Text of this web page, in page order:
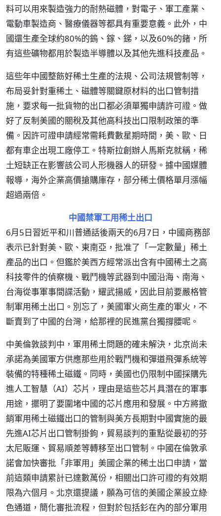
料可以用來製造強力的耐熱磁體，對電子、軍工產業、
電動車製造商、醫療儀器等都具有重要意義。此外，中
國還生產全球約80%的鎢、鎵、銻，以及60%的鍺，所
有這些礦物都用於製造半導體以及其他先進科技產品。
這些年中國整飭好稀土生產的法規、公司法規管制等，
布局妥針對重稀土、磁體等關鍵原材料的出口管制措
施，要求每一批貨物的出口都必須單獨申請許可證。做
好了反制美國的關稅及其他高科技出口限制政策的準
備。因許可證申請經常需耗費數星期時間，美、歐、日
都有車企出現工廠停工。特斯拉創辦人馬斯克就稱，稀
土短缺正在影響該公司人形機器人的研發。據中國媒體
報導，海外企業高價搶購庫存，部分稀土價格單月漲幅
超過兩倍。
中國禁軍工用稀土出口
6月5日習近平和川普通話後兩天的6月7日，中國商務部
表示已針對美、歐、東南亞，批准了「一定數量」稀土
產品的出口。但鑑於美西方經常派出含有中國稀土之高
科技零件的偵察機、戰鬥機等武器到中國沿海、南海、
台海從事軍事間諜活動，耀武揚威，因此目前要嚴格管
制軍用稀土出口。別忘了，美國軍火商生產的軍火，不
斷賣到了中國的台灣，給那裡的民進黨台獨撐腰呢。
中美倫敦談判中，軍用稀土問題的確未解決，北京尚未
承諾為美國軍方供應那些用於戰鬥機和彈道飛彈系統等
裝備的特種稀土磁鐵。同時，美國也仍限制中國採購先
進人工智慧（AI）芯片，理由是這些芯片具潛在的軍事
用途，擺明了要圍堵中國的芯片應用和發展。中方將撤
銷軍用稀土磁鐵出口的管制與美方長期對中國實施的最
先進AI芯片出口管制掛鉤，貿易談判的重點從最初的芬
太尼販運、貿易順差等轉移至出口管制。中國在倫敦承
諾會加快審批「非軍用」美國企業的稀土出口申請，當
前這類申請累計已達數萬份，相關出口許可證的有效期
限為六個月。北京還提議，願為可信的美國企業設立綠
色通道，簡化審批流程，但對於包括釤在內的部分軍用